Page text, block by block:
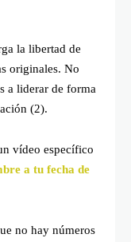
la libertad de
originales. No
a liderar de forma
(2).
vídeo específico
a tu fecha de
no hay números